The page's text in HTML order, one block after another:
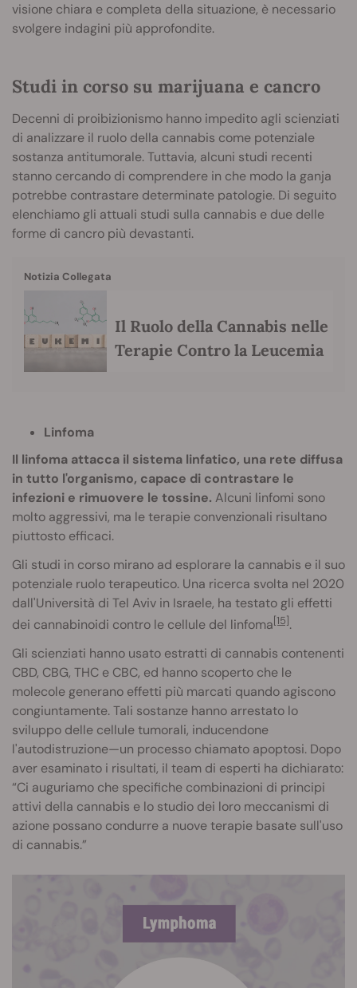
visione chiara e completa della situazione, è necessario
svolgere indagini più approfondite.
Studi in corso su marijuana e cancro
Decenni di proibizionismo hanno impedito agli scienziati
di analizzare il ruolo della cannabis come potenziale
sostanza antitumorale. Tuttavia, alcuni studi recenti
stanno cercando di comprendere in che modo la ganja
potrebbe contrastare determinate patologie. Di seguito
elenchiamo gli attuali studi sulla cannabis e due delle
forme di cancro più devastanti.
Notizia Collegata
Il Ruolo della Cannabis nelle
Terapie Contro la Leucemia
Linfoma
Il linfoma attacca il sistema linfatico, una rete diffusa
in tutto l'organismo, capace di contrastare le
infezioni e rimuovere le tossine. Alcuni linfomi sono
molto aggressivi, ma le terapie convenzionali risultano
piuttosto efficaci.
Gli studi in corso mirano ad esplorare la cannabis e il suo
potenziale ruolo terapeutico. Una ricerca svolta nel 2020
dall'Università di Tel Aviv in Israele, ha testato gli effetti
dei cannabinoidi contro le cellule del linfoma[15].
Gli scienziati hanno usato estratti di cannabis contenenti
CBD, CBG, THC e CBC, ed hanno scoperto che le
molecole generano effetti più marcati quando agiscono
congiuntamente. Tali sostanze hanno arrestato lo
sviluppo delle cellule tumorali, inducendone
l'autodistruzione—un processo chiamato apoptosi. Dopo
aver esaminato i risultati, il team di esperti ha dichiarato:
“Ci auguriamo che specifiche combinazioni di principi
attivi della cannabis e lo studio dei loro meccanismi di
azione possano condurre a nuove terapie basate sull'uso
di cannabis.”